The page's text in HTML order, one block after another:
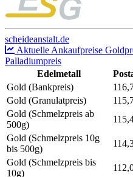
scheideanstalt.de
Aktuelle Ankaufpreise
Palladiumpreis
Edelmetall
Gold (Bankpreis)
Gold (Granulatpreis)
Gold (Schmelzpreis ab
500g)
Gold (Schmelzpreis 10g
bis 500g)
Gold (Schmelzpreis bis
10g)